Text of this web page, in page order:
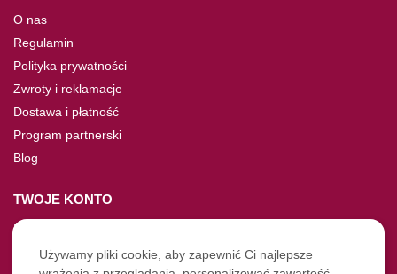
O nas
Regulamin
Polityka prywatności
Zwroty i reklamacje
Dostawa i płatność
Program partnerski
Blog
TWOJE KONTO
Moje konto
Nie pamiętasz hasła?
Używamy pliki cookie, aby zapewnić Ci najlepsze